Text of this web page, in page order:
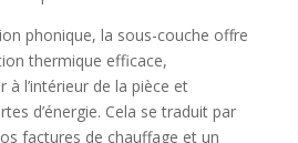
phonique, la sous-couche offre
thermique efficace,
à l’intérieur de la pièce et
d’énergie. Cela se traduit par
factures de chauffage et un